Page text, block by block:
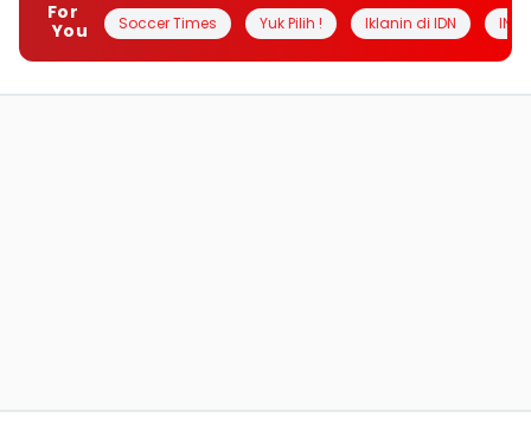
For
You
Soccer Times Yuk Pilih ! Iklanin di IDN